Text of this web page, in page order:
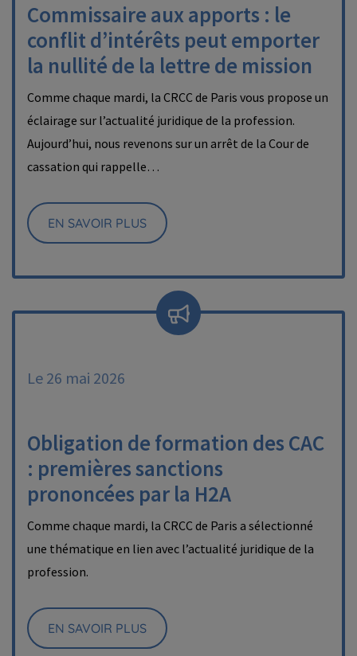
Commissaire aux apports : le
conflit d’intérêts peut emporter
la nullité de la lettre de mission
Comme chaque mardi, la CRCC de Paris vous propose un
éclairage sur l’actualité juridique de la profession.
Aujourd’hui, nous revenons sur un arrêt de la Cour de
cassation qui rappelle…
EN SAVOIR PLUS
Le 26 mai 2026
Obligation de formation des CAC
: premières sanctions
prononcées par la H2A
Comme chaque mardi, la CRCC de Paris a sélectionné
une thématique en lien avec l’actualité juridique de la
profession.
EN SAVOIR PLUS